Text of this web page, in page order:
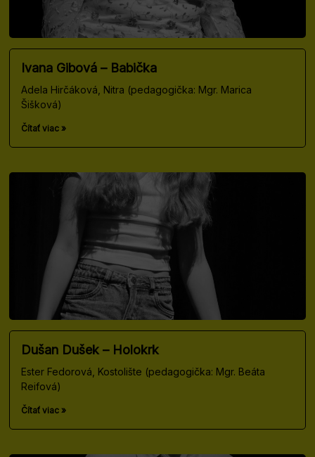
Ivana Gibová – Babička
Adela Hirčáková, Nitra (pedagogička: Mgr. Marica
Šišková)
Čítať viac »
Dušan Dušek – Holokrk
Ester Fedorová, Kostolište (pedagogička: Mgr. Beáta
Reifová)
Čítať viac »